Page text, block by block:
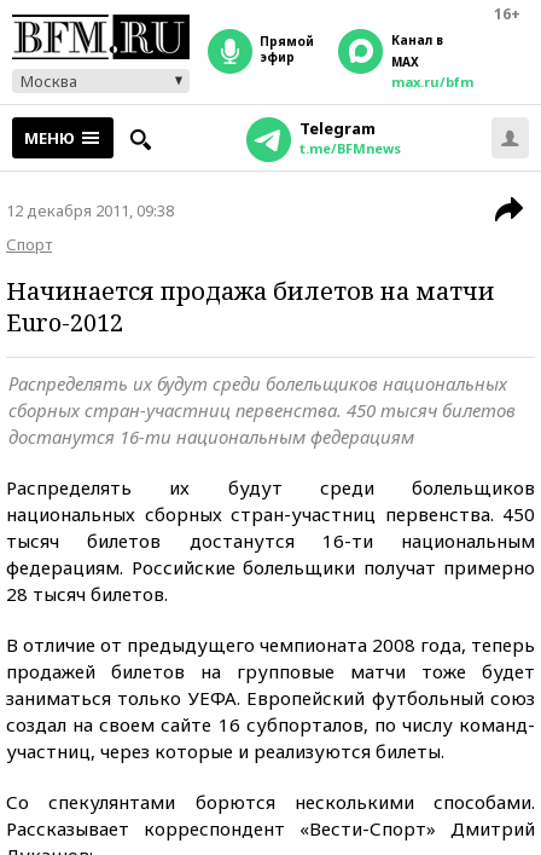
16+
Москва
прямой
эфир
Канал в
MAX
max.ru/bfm
МЕНЮ Telegram
t.me/BFMnews
12 декабря 2011, 09:38
Спорт
Начинается продажа билетов на матчи
Euro-2012
Распределять их будут среди болельщиков национальных
сборных стран-участниц первенства. 450 тысяч билетов
достанутся 16-ти национальным федерациям
Распределять их будут среди болельщиков
национальных сборных стран-участниц первенства. 450
тысяч билетов достанутся 16-ти национальным
федерациям. Российские болельщики получат примерно
28 тысяч билетов.
В отличие от предыдущего чемпионата 2008 года, теперь
продажей билетов на групповые матчи тоже будет
заниматься только УЕФА. Европейский футбольный союз
создал на своем сайте 16 субпорталов, по числу команд-
участниц, через которые и реализуются билеты.
Со спекулянтами борются несколькими способами.
Рассказывает корреспондент «Вести-Спорт» Дмитрий